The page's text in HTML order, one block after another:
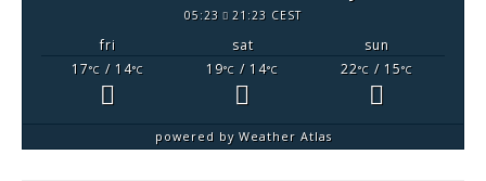
05:23 21:23 CEST
fri sat
sun
17°C / 14°C 19°C / 14°C 22°C / 15°C
powered by Weather Atlas